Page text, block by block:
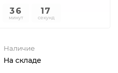
36
минут
17
секунд
Наличие
На складе